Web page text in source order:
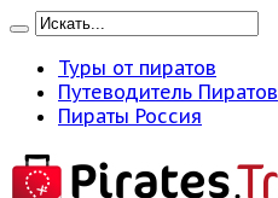
Туры от пиратов
Путеводитель Пиратов
Пираты Россия